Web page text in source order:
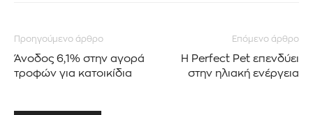
Προηγούμενο άρθρο
Άνοδος 6,1% στην αγορά
τροφών για κατοικίδια
Επόμενο άρθρο
H Perfect Pet επενδύει
στην ηλιακή ενέργεια